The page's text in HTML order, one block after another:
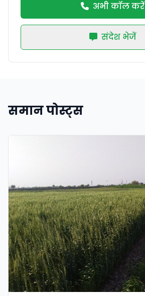
अभी कॉल करें
संदेश भेजें
समान पोस्ट्स